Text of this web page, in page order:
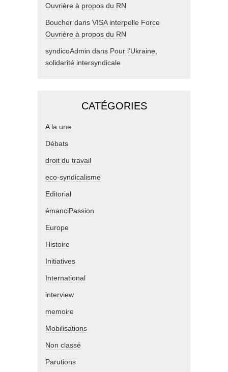
Ouvrière à propos du RN
Boucher dans VISA interpelle Force
Ouvrière à propos du RN
syndicoAdmin dans Pour l’Ukraine,
solidarité intersyndicale
CATÉGORIES
A la une
Débats
droit du travail
eco-syndicalisme
Editorial
émanciPassion
Europe
Histoire
Initiatives
International
interview
memoire
Mobilisations
Non classé
Parutions